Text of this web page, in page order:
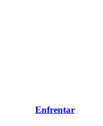
Enfrentar